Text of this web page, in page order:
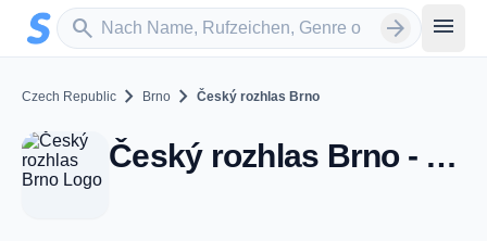
Zum Hauptinhalt springen
search
Sender suchen arrow_forward menu
Czech Republic chevron_right Brno chevron_right Český rozhlas Brno
Český rozhlas Brno - FM 93.1 - Brno